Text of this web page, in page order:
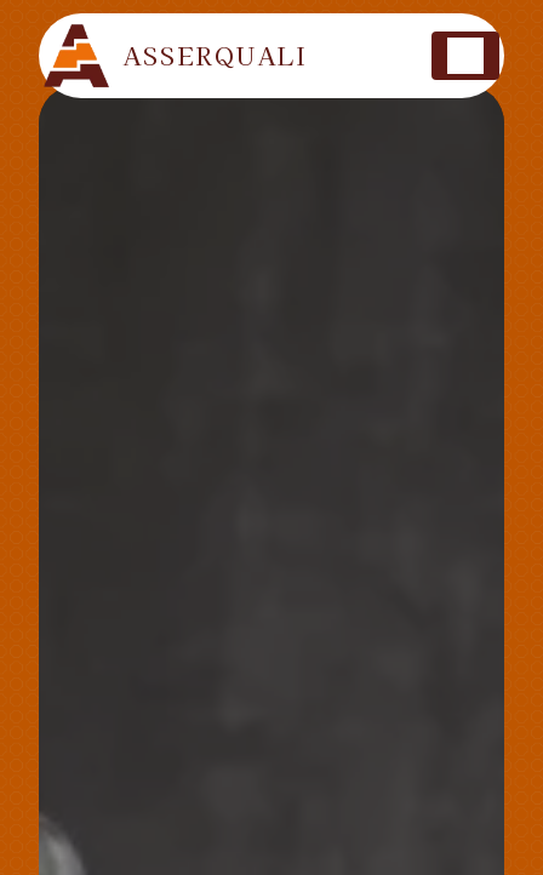
ASSERQUALI
Panneau de gestion des cookies